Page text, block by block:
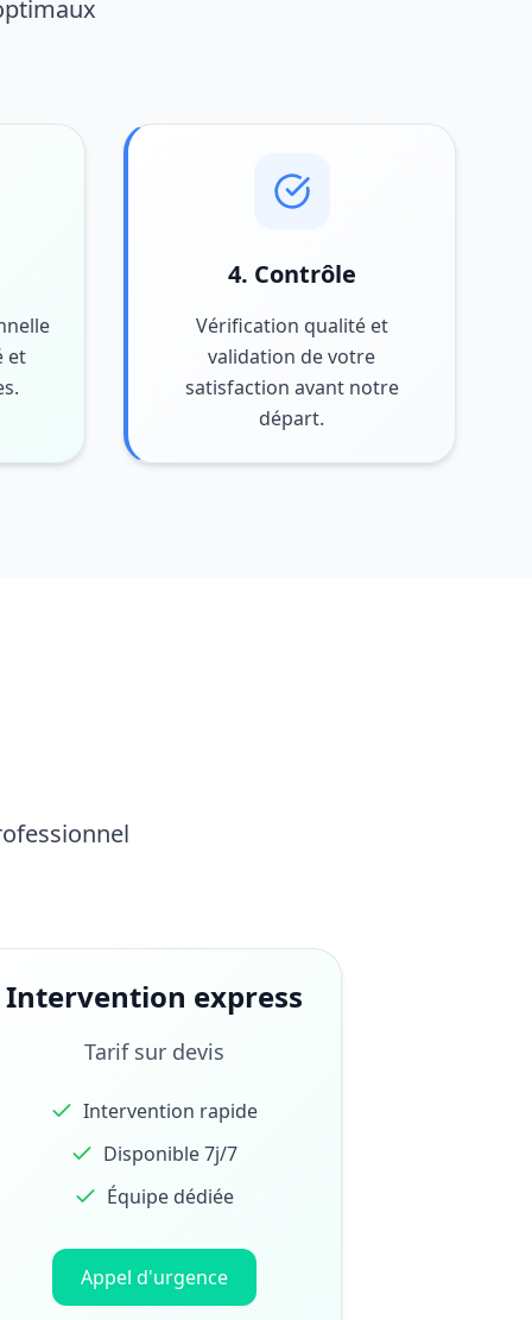
et
4. Contrôle
Vérification qualité et
validation de votre
satisfaction avant notre
départ.
Intervention express
Tarif sur devis
Intervention rapide
Disponible 7j/7
Équipe dédiée
Appel d'urgence